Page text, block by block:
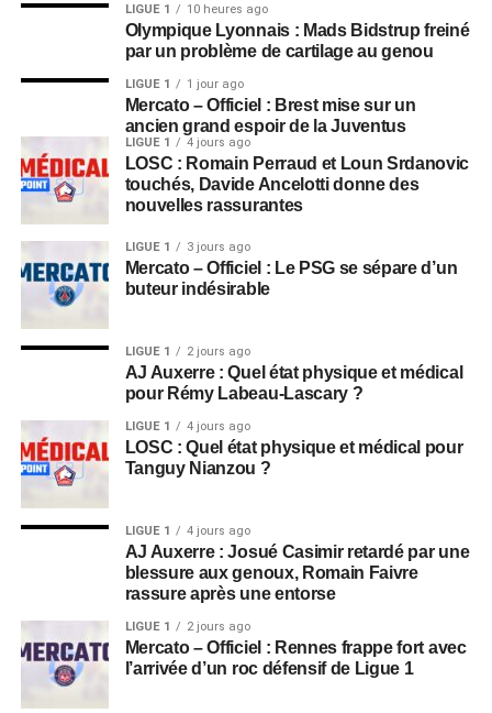
LIGUE 1 10 heures ago
Olympique Lyonnais : Mads Bidstrup freiné
par un problème de cartilage au genou
LIGUE 1 1 jour ago
Mercato – Officiel : Brest mise sur un
ancien grand espoir de la Juventus
LIGUE 1 4 jours ago
LOSC : Romain Perraud et Loun Srdanovic
touchés, Davide Ancelotti donne des
nouvelles rassurantes
LIGUE 1 3 jours ago
Mercato – Officiel : Le PSG se sépare d’un
buteur indésirable
LIGUE 1 2 jours ago
AJ Auxerre : Quel état physique et médical
pour Rémy Labeau-Lascary ?
LIGUE 1 4 jours ago
LOSC : Quel état physique et médical pour
Tanguy Nianzou ?
LIGUE 1 4 jours ago
AJ Auxerre : Josué Casimir retardé par une
blessure aux genoux, Romain Faivre
rassure après une entorse
LIGUE 1 2 jours ago
Mercato – Officiel : Rennes frappe fort avec
l’arrivée d’un roc défensif de Ligue 1